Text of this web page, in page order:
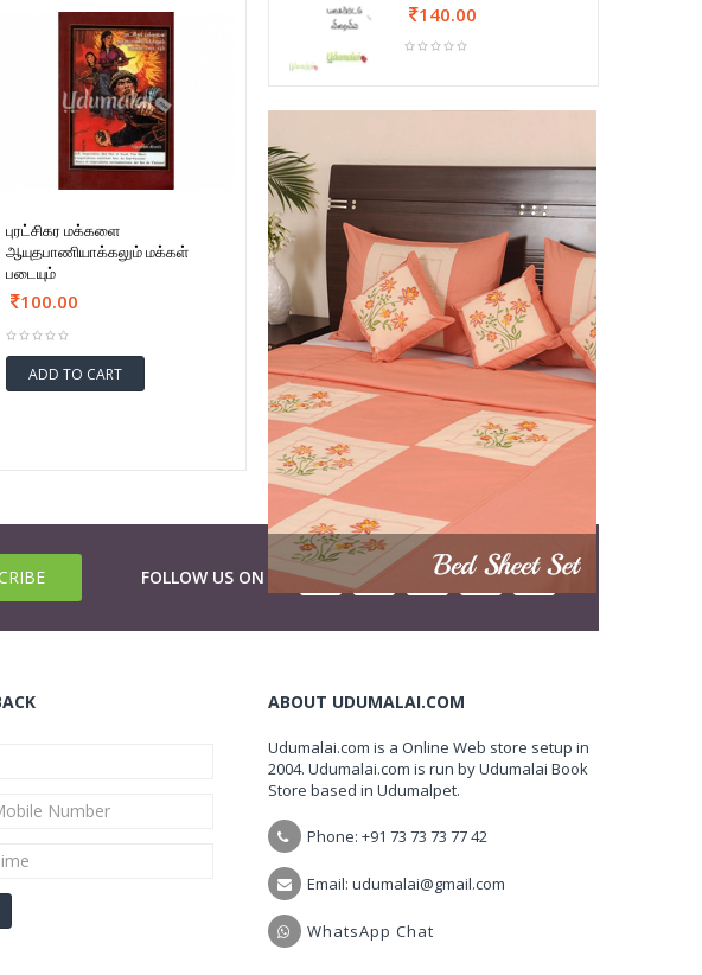
புரட்சிகர மக்களை
ஆயுதபாணியாக்கலும் மக்கள்
படையும்
100.00
ADD TO CART
140.00
FOLLOW US ON
ABOUT UDUMALAI.COM
Udumalai.com is a Online Web store setup in
2004. Udumalai.com is run by Udumalai Book
Store based in Udumalpet.
Phone: +91 73 73 73 77 42
Email: udumalai@gmail.com
WhatsApp Chat